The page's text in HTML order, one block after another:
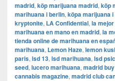
madrid, köp marijuana madrid, köp
marihuana i berlin, köpa marijuana
kryptonite, LA Confidential, la
marihuana en mano en madrid, la
tienda online de marihuana en
marihuana, Lemon Haze, lemon
paris, lsd 13, lsd marihuana, lsd
seed, lucero marihuana, madrid
cannabis magazine, madrid club